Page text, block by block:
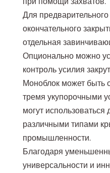
Для
окончательного
отдельная
Опционально можно
контроль усилия
Моноблок может быть
тремя укупорочными
могут использоваться
различными типами
промышленности.
Благодаря
универсальности и